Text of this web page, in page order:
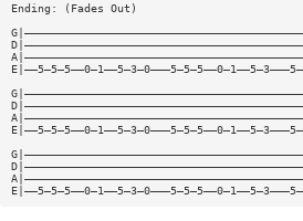
Ending: (Fades Out)